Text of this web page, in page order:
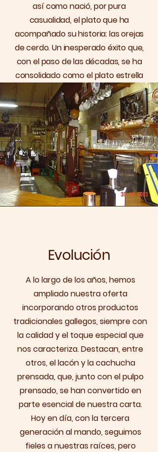
así como nació, por pura
casualidad, el plato que ha
acompañado su historia: las orejas
de cerdo. Un inesperado éxito que,
con el paso de las décadas, se ha
consolidado como el plato estrella
de la casa.
Evolución
A lo largo de los años, hemos
ampliado nuestra oferta
incorporando otros productos
tradicionales gallegos, siempre con
la calidad y el toque especial que
nos caracteriza. Destacan, entre
otros, el lacón y la cachucha
prensada, que, junto con el pulpo
prensado, se han convertido en
parte esencial de nuestra carta.
Hoy en día, con la tercera
generación al mando, seguimos
fieles a nuestras raíces, pero